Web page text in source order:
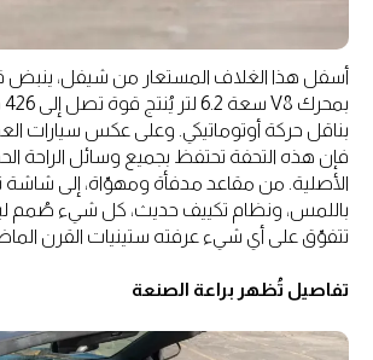
بناقل حركة أوتوماتيكي. وعلى عكس سيارات
فإن هذه التحفة تحتفظ بجميع وسائل الراحة
الأصلية. من مقاعد مدفأة ومهوّاة، إلى شاشة
باللمس، ونظام تكييف حديث، كل شيء صُمم
تتفوّق على أي شيء عرفته ستينيات القرن
تفاصيل تُظهر براعة الصنعة